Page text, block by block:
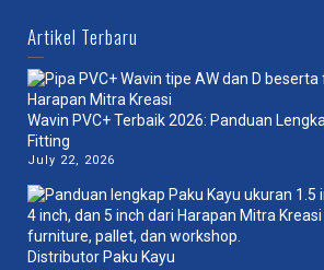
Artikel Terbaru
Wavin PVC+ Terbaik 2026: Panduan
Fitting
July 22, 2026
Distributor Paku Kayu